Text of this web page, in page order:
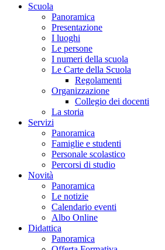
Scuola
Panoramica
Presentazione
I luoghi
Le persone
I numeri della scuola
Le Carte della Scuola
Regolamenti
Organizzazione
Collegio dei docenti
La storia
Servizi
Panoramica
Famiglie e studenti
Personale scolastico
Percorsi di studio
Novità
Panoramica
Le notizie
Calendario eventi
Albo Online
Didattica
Panoramica